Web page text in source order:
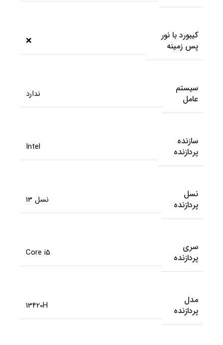
کیبورد با نور
پس زمینه
❌
سیستم
عامل
ندارد
سازنده
پردازنده
Intel
نسل
پردازنده
نسل 13
سری
پردازنده
Core i5
مدل
پردازنده
13420H